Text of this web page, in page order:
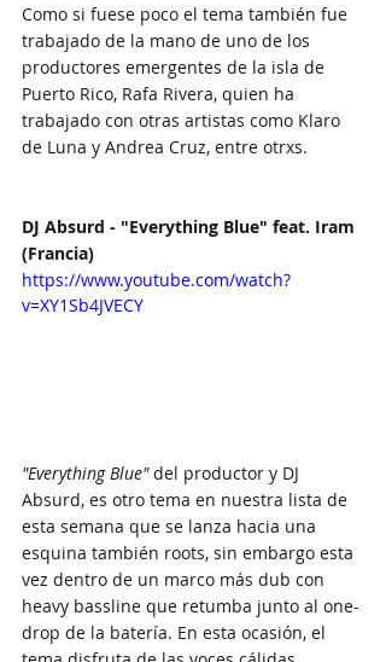
Como si fuese poco el tema también fue
trabajado de la mano de uno de los
productores emergentes de la isla de
Puerto Rico, Rafa Rivera, quien ha
trabajado con otras artistas como Klaro
de Luna y Andrea Cruz, entre otrxs.
DJ Absurd - "Everything Blue" feat. Iram
(Francia)
https://www.youtube.com/watch?
v=XY1Sb4JVECY
"Everything Blue" del productor y DJ
Absurd, es otro tema en nuestra lista de
esta semana que se lanza hacia una
esquina también roots, sin embargo esta
vez dentro de un marco más dub con
heavy bassline que retumba junto al one-
drop de la batería. En esta ocasión, el